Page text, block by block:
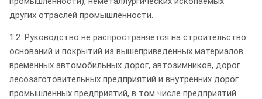
других отраслей промышленности.
1.2. Руководство не распространяется на строительство
оснований и покрытий из вышеприведенных материалов
временных автомобильных дорог, автозимников, дорог
лесозаготовительных предприятий и внутренних дорог
промышленных предприятий, в том числе предприятий